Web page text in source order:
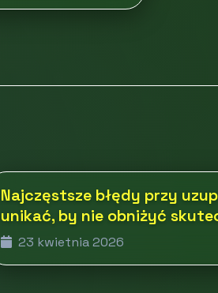
Najczęstsze błędy przy
unikać, by nie obniżyć
23 kwietnia 2026